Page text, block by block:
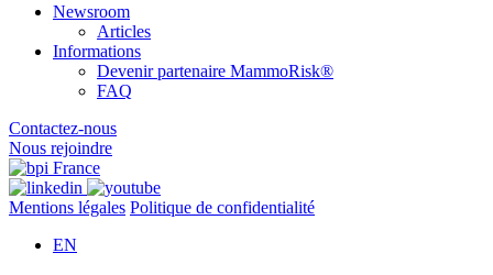
Newsroom
Articles
Informations
Devenir partenaire MammoRisk®
FAQ
Contactez-nous
Nous rejoindre
Mentions légales Politique de confidentialité
EN